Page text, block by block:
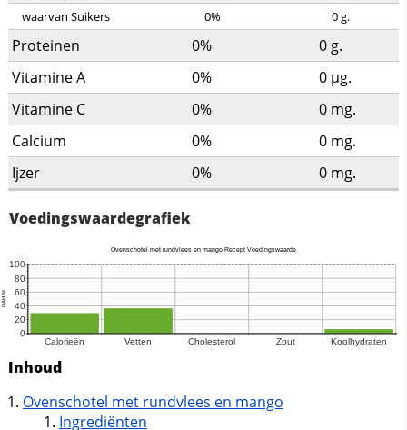
waarvan Suikers
0% 0g.
Proteinen 0% 0g.
Vitamine A
0% 0 µg.
Vitamine C
0% 0 mg.
Calcium
0% 0 mg.
Ijzer
0% 0 mg.
Voedingswaardegrafiek
Inhoud
Ovenschotel met rundvlees en mango
Ingrediënten